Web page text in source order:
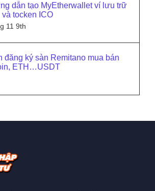
dẫn tạo MyEtherwallet ví lưu trữ
và tocken ICO
11 9th
đăng ký sàn Remitano mua bán
ETH…USDT